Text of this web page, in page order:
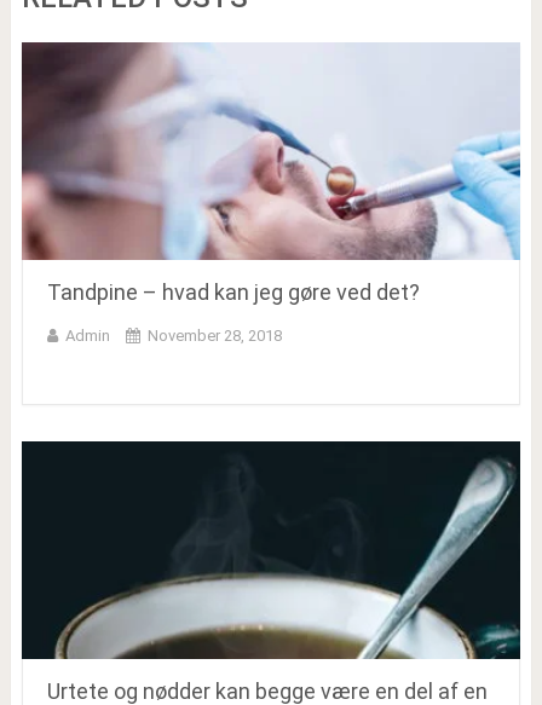
Tandpine – hvad kan jeg gøre ved det?
Admin November 28, 2018
Urtete og nødder kan begge være en del af en